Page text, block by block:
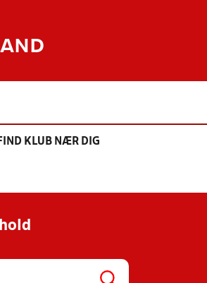
KLUB NÆR DIG